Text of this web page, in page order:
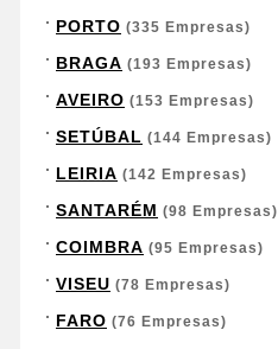
PORTO (335 Empresas)
BRAGA (193 Empresas)
AVEIRO (153 Empresas)
SETÚBAL (144 Empresas)
LEIRIA (142 Empresas)
SANTARÉM (98 Empresas)
COIMBRA (95 Empresas)
VISEU (78 Empresas)
FARO (76 Empresas)